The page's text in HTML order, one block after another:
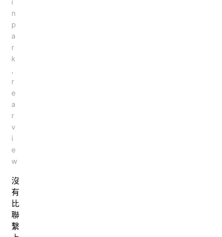
i
n
p
a
r
k
,
r
e
a
r
v
i
e
w
沒
有
比
聯
繫